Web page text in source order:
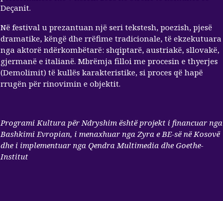
Deçanit.
Në festival u prezantuan një seri tekstesh, poezish, pjesë
dramatike, këngë dhe rrëfime tradicionale, të ekzekutuara
nga aktorë ndërkombëtarë: shqiptarë, austriakë, sllovakë,
gjermanë e italianë. Mbrëmja filloi me procesin e thyerjes
(Demolimit) të kullës karakteristike, si proces që hapë
rrugën për rinovimin e objektit.
Programi Kultura për Ndryshim është projekt i financuar nga
Bashkimi Evropian, i menaxhuar nga Zyra e BE-së në Kosovë
dhe i implementuar nga Qendra Multimedia dhe Goethe-
Institut